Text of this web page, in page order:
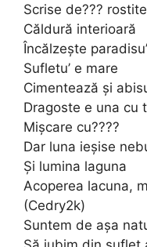
Scrise de???
Căldură interioară
Încălzește paradisu’
Sufletu’ e mare
Cimentează și
Dragoste e una cu
Mișcare cu????
Dar luna ieșise
Și lumina laguna
Acoperea lacuna,
(Cedry2k)
Suntem de așa